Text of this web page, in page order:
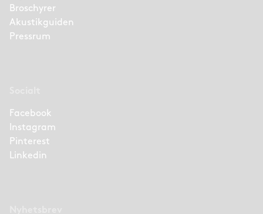
Broschyrer
Akustikguiden
Pressrum
Facebook
Instagram
Pinterest
Linkedin